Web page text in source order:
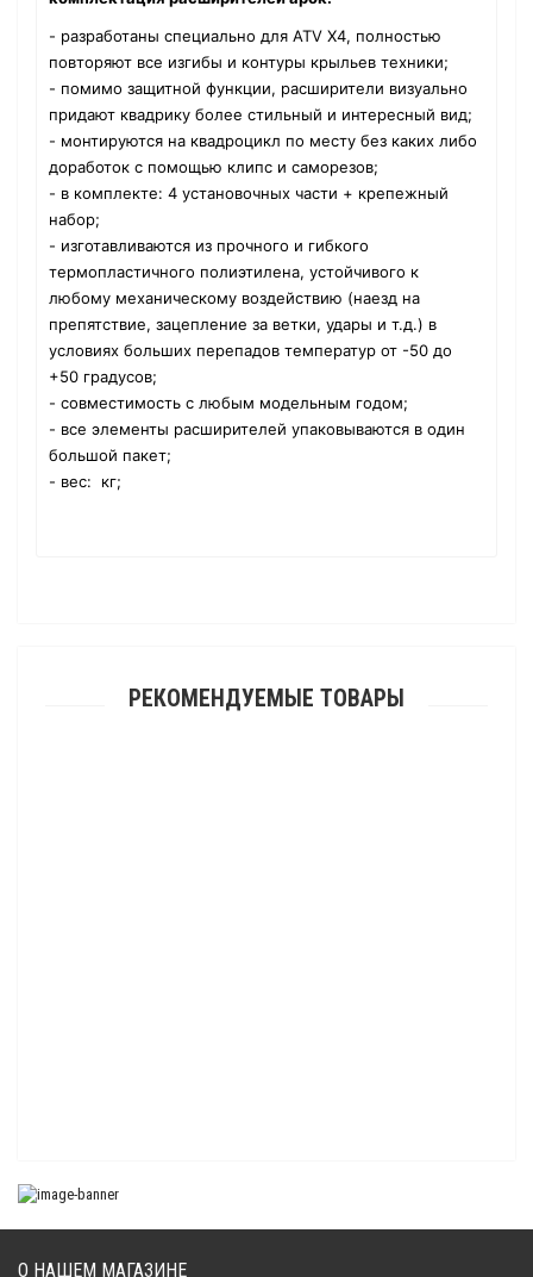
- разработаны специально для ATV X4, полностью
повторяют все изгибы и контуры крыльев техники;
- помимо защитной функции, расширители визуально
придают квадрику более стильный и интересный вид;
- монтируются на квадроцикл по месту без каких либо
доработок с помощью клипс и саморезов;
- в комплекте: 4 установочных части + крепежный
набор;
- изготавливаются из прочного и гибкого
термопластичного полиэтилена, устойчивого к
любому механическому воздействию (наезд на
препятствие, зацепление за ветки, удары и т.д.) в
условиях больших перепадов температур от -50 до
+50 градусов;
- совместимость с любым модельным годом;
- все элементы расширителей упаковываются в один
большой пакет;
- вес: кг;
РЕКОМЕНДУЕМЫЕ ТОВАРЫ
Расширители арок для квадроцикла AODES (2025)
О НАШЕМ МАГАЗИНЕ